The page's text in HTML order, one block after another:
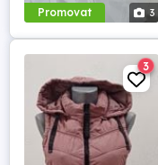
Promovat 3
3